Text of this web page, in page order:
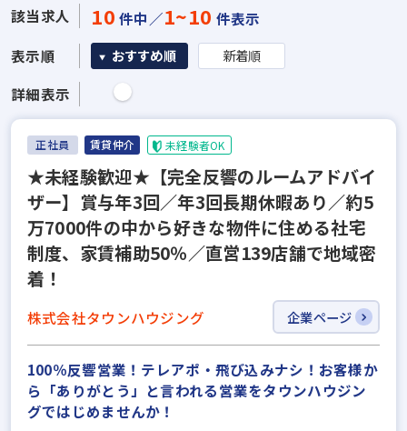
該当求人 10 件中／1~10 件表示
表示順
おすすめ順 新着順
詳細表示
正社員 賃貸仲介 未経験者OK
★未経験歓迎★【完全反響のルームアドバイ
ザー】賞与年3回／年3回長期休暇あり／約5
万7000件の中から好きな物件に住める社宅
制度、家賃補助50％／直営139店舗で地域密
着！
株式会社タウンハウジング 企業ページ
100％反響営業！テレアポ・飛び込みナシ！お客様か
ら「ありがとう」と言われる営業をタウンハウジン
グではじめませんか！